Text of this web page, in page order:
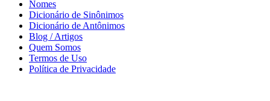
Nomes
Dicionário de Sinônimos
Dicionário de Antônimos
Blog / Artigos
Quem Somos
Termos de Uso
Política de Privacidade